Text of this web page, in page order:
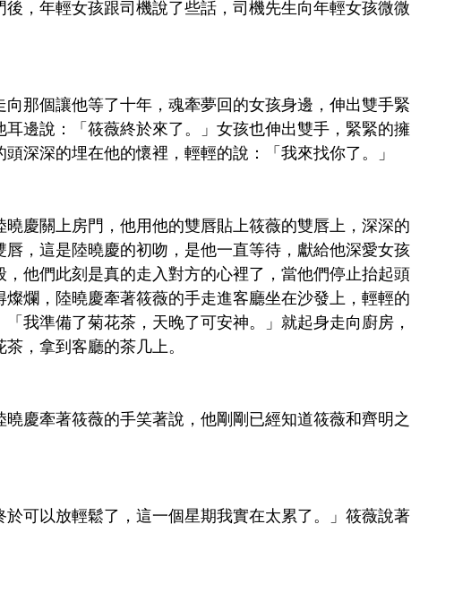
，年輕女孩跟司機說了些話，司機先生向年輕女孩微微
那個讓他等了十年，魂牽夢回的女孩身邊，伸出雙手緊
邊說：「筱薇終於來了。」女孩也伸出雙手，緊緊的擁
深深的埋在他的懷裡，輕輕的說：「我來找你了。」
慶關上房門，他用他的雙唇貼上筱薇的雙唇上，深深的
，這是陸曉慶的初吻，是他一直等待，獻給他深愛女孩
他們此刻是真的走入對方的心裡了，當他們停止抬起頭
爛，陸曉慶牽著筱薇的手走進客廳坐在沙發上，輕輕的
我準備了菊花茶，天晚了可安神。」就起身走向廚房，
，拿到客廳的茶几上。
曉慶牽著筱薇的手笑著說，他剛剛已經知道筱薇和齊明之
於可以放輕鬆了，這一個星期我實在太累了。」筱薇說著